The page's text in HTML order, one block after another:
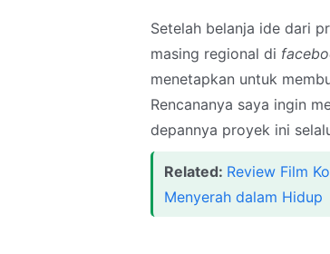
Setelah belanja ide dari
masing regional di
menetapkan untuk
Rencananya saya ingin
depannya proyek ini
Related: Review Film
Menyerah dalam Hidup